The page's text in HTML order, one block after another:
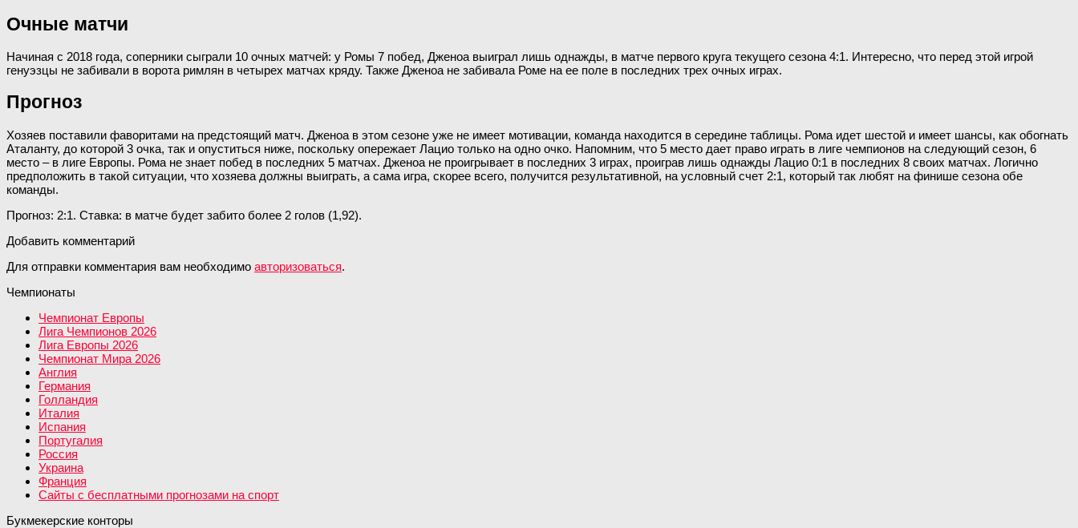
Очные матчи
Начиная с 2018 года, соперники сыграли 10 очных матчей: у Ромы 7 побед, Дженоа выиграл лишь однажды, в матче первого круга текущего сезона 4:1. Интересно, что перед этой игрой
генуэзцы не забивали в ворота римлян в четырех матчах кряду. Также Дженоа не забивала Роме на ее поле в последних трех очных играх.
Прогноз
Хозяев поставили фаворитами на предстоящий матч. Дженоа в этом сезоне уже не имеет мотивации, команда находится в середине таблицы. Рома идет шестой и имеет шансы, как обогнать
Аталанту, до которой 3 очка, так и опуститься ниже, поскольку опережает Лацио только на одно очко. Напомним, что 5 место дает право играть в лиге чемпионов на следующий сезон, 6
место – в лиге Европы. Рома не знает побед в последних 5 матчах. Дженоа не проигрывает в последних 3 играх, проиграв лишь однажды Лацио 0:1 в последних 8 своих матчах. Логично
предположить в такой ситуации, что хозяева должны выиграть, а сама игра, скорее всего, получится результативной, на условный счет 2:1, который так любят на финише сезона обе
команды.
Прогноз: 2:1. Ставка: в матче будет забито более 2 голов (1,92).
Добавить комментарий
Для отправки комментария вам необходимо авторизоваться.
Чемпионаты
Чемпионат Европы
Лига Чемпионов 2026
Лига Европы 2026
Чемпионат Мира 2026
Англия
Германия
Голландия
Италия
Испания
Португалия
Россия
Украина
Франция
Сайты с бесплатными прогнозами на спорт
Букмекерские конторы